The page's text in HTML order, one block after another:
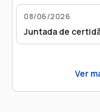
08/06/2026
Juntada de
Ver